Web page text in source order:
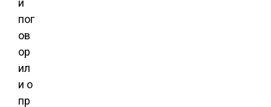
и
пог
ов
ор
ил
и о
пр